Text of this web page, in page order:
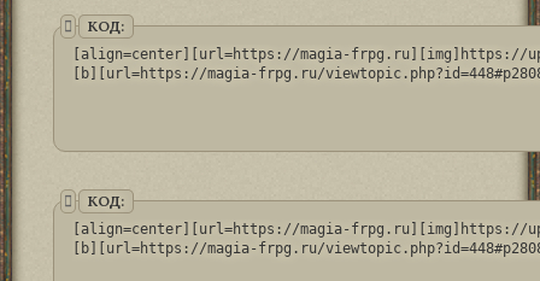
КОД:
[align=center][url=https://magia-frpg.ru][img]https://
[b][url=https://magia-frpg.ru/
КОД:
[align=center][url=https://magia-frpg.ru][img]https://
[b][url=https://magia-frpg.ru/